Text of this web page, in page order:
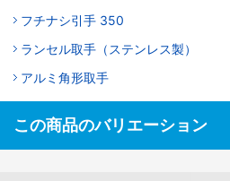
フチナシ引手 350
ランセル取手（ステンレス製）
アルミ角形取手
この商品のバリエーション